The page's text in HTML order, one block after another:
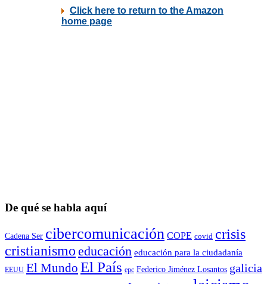
De qué se habla aquí
Cadena Ser cibercomunicación COPE covid crisis
cristianismo educación educación para la ciudadaní­a
EEUU El Mundo El País epc Federico Jiménez Losantos galicia